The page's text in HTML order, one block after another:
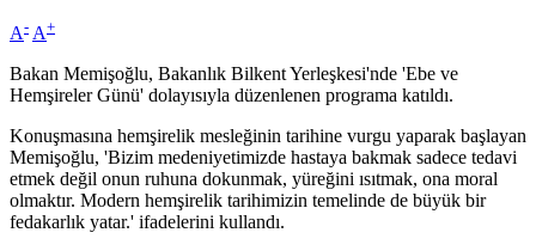
A- A+
Bakan Memişoğlu, Bakanlık Bilkent Yerleşkesi'nde 'Ebe ve
Hemşireler Günü' dolayısıyla düzenlenen programa katıldı.
Konuşmasına hemşirelik mesleğinin tarihine vurgu yaparak başlayan
Memişoğlu, 'Bizim medeniyetimizde hastaya bakmak sadece tedavi
etmek değil onun ruhuna dokunmak, yüreğini ısıtmak, ona moral
olmaktır. Modern hemşirelik tarihimizin temelinde de büyük bir
fedakarlık yatar.' ifadelerini kullandı.